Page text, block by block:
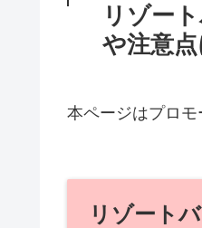
リゾー
や注意
本ページはプロモ
リゾート